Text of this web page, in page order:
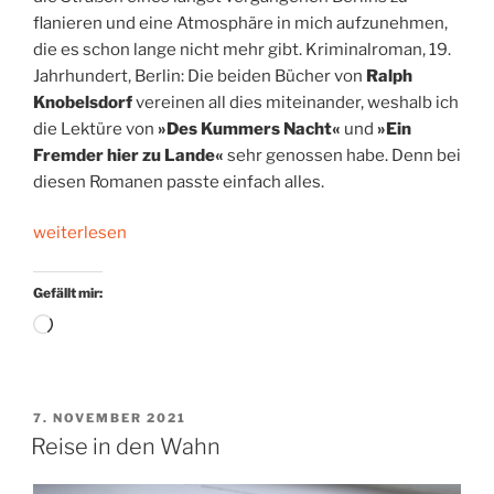
flanieren und eine Atmosphäre in mich aufzunehmen,
die es schon lange nicht mehr gibt. Kriminalroman, 19.
Jahrhundert, Berlin: Die beiden Bücher von Ralph
Knobelsdorfvereinen all dies miteinander, weshalb ich
die Lektüre von »Des Kummers Nacht« und »Ein
Fremder hier zu Lande« sehr genossen habe. Denn bei
diesen Romanen passte einfach alles.
„An
Schwelle
einer
neuen
weiterlesen
Gefällt mir:
Wird
VERÖFFENTLICHT
AM
7. NOVEMBER 2021
Reise in den Wahn